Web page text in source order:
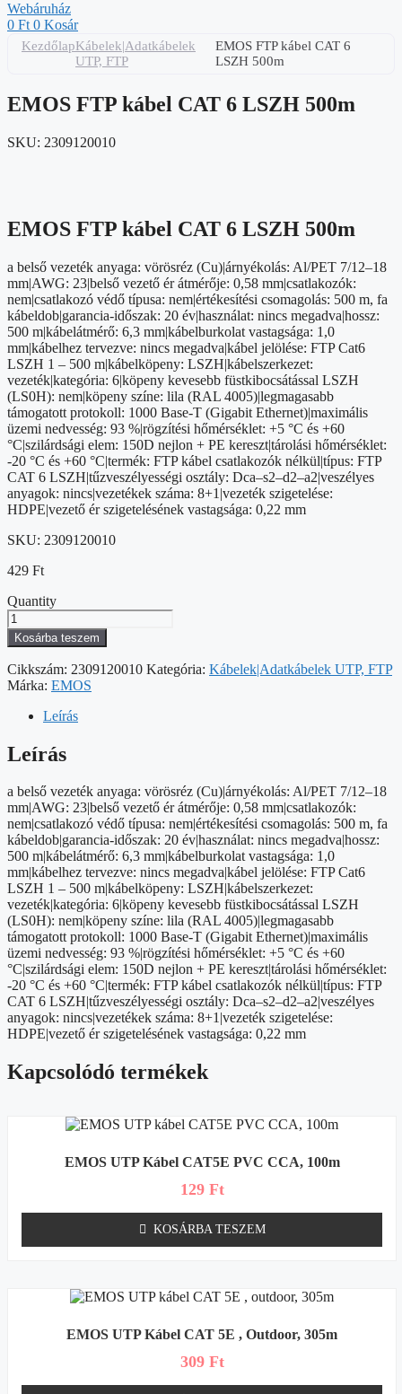
Webáruház
0 Ft 0 Kosár
KezdőlapKábelek|Adatkábelek
UTP, FTP
EMOS FTP kábel CAT 6
LSZH 500m
EMOS FTP kábel CAT 6 LSZH 500m
SKU: 2309120010
EMOS FTP kábel CAT 6 LSZH 500m
a belső vezeték anyaga: vörösréz (Cu)|árnyékolás: Al/PET 7/12–18
mm|AWG: 23|belső vezető ér átmérője: 0,58 mm|csatlakozók:
nem|csatlakozó védő típusa: nem|értékesítési csomagolás: 500 m, fa
kábeldob|garancia-időszak: 20 év|használat: nincs megadva|hossz:
500 m|kábelátmérő: 6,3 mm|kábelburkolat vastagsága: 1,0
mm|kábelhez tervezve: nincs megadva|kábel jelölése: FTP Cat6
LSZH 1 – 500 m|kábelköpeny: LSZH|kábelszerkezet:
vezeték|kategória: 6|köpeny kevesebb füstkibocsátással LSZH
(LS0H): nem|köpeny színe: lila (RAL 4005)|legmagasabb
támogatott protokoll: 1000 Base-T (Gigabit Ethernet)|maximális
üzemi nedvesség: 93 %|rögzítési hőmérséklet: +5 °C és +60
°C|szilárdsági elem: 150D nejlon + PE kereszt|tárolási hőmérséklet:
-20 °C és +60 °C|termék: FTP kábel csatlakozók nélkül|típus: FTP
CAT 6 LSZH|tűzveszélyességi osztály: Dca–s2–d2–a2|veszélyes
anyagok: nincs|vezetékek száma: 8+1|vezeték szigetelése:
HDPE|vezető ér szigetelésének vastagsága: 0,22 mm
SKU: 2309120010
429 Ft
Quantity
EMOS
FTP
kábel
CAT
6
500m
Kosárba teszem
Cikkszám: 2309120010 Kategória: Kábelek|Adatkábelek UTP, FTP
Márka: EMOS
Leírás
Leírás
a belső vezeték anyaga: vörösréz (Cu)|árnyékolás: Al/PET 7/12–18
mm|AWG: 23|belső vezető ér átmérője: 0,58 mm|csatlakozók:
nem|csatlakozó védő típusa: nem|értékesítési csomagolás: 500 m, fa
kábeldob|garancia-időszak: 20 év|használat: nincs megadva|hossz:
500 m|kábelátmérő: 6,3 mm|kábelburkolat vastagsága: 1,0
mm|kábelhez tervezve: nincs megadva|kábel jelölése: FTP Cat6
LSZH 1 – 500 m|kábelköpeny: LSZH|kábelszerkezet:
vezeték|kategória: 6|köpeny kevesebb füstkibocsátással LSZH
(LS0H): nem|köpeny színe: lila (RAL 4005)|legmagasabb
támogatott protokoll: 1000 Base-T (Gigabit Ethernet)|maximális
üzemi nedvesség: 93 %|rögzítési hőmérséklet: +5 °C és +60
°C|szilárdsági elem: 150D nejlon + PE kereszt|tárolási hőmérséklet:
-20 °C és +60 °C|termék: FTP kábel csatlakozók nélkül|típus: FTP
CAT 6 LSZH|tűzveszélyességi osztály: Dca–s2–d2–a2|veszélyes
anyagok: nincs|vezetékek száma: 8+1|vezeték szigetelése:
HDPE|vezető ér szigetelésének vastagsága: 0,22 mm
Kapcsolódó termékek
EMOS UTP Kábel CAT5E PVC CCA, 100m
129 Ft
KOSÁRBA TESZEM
EMOS UTP Kábel CAT 5E , Outdoor, 305m
309 Ft